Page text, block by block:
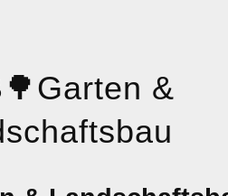
🌳Garten &